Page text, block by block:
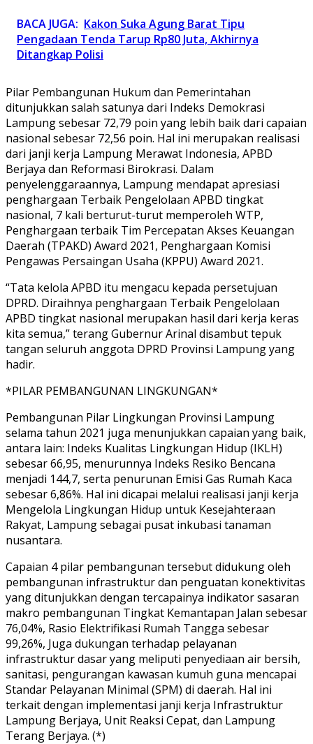
BACA JUGA: Kakon Suka Agung Barat Tipu
Pengadaan Tenda Tarup Rp80 Juta, Akhirnya
Ditangkap Polisi
Pilar Pembangunan Hukum dan Pemerintahan
ditunjukkan salah satunya dari Indeks Demokrasi
Lampung sebesar 72,79 poin yang lebih baik dari capaian
nasional sebesar 72,56 poin. Hal ini merupakan realisasi
dari janji kerja Lampung Merawat Indonesia, APBD
Berjaya dan Reformasi Birokrasi. Dalam
penyelenggaraannya, Lampung mendapat apresiasi
penghargaan Terbaik Pengelolaan APBD tingkat
nasional, 7 kali berturut-turut memperoleh WTP,
Penghargaan terbaik Tim Percepatan Akses Keuangan
Daerah (TPAKD) Award 2021, Penghargaan Komisi
Pengawas Persaingan Usaha (KPPU) Award 2021.
“Tata kelola APBD itu mengacu kepada persetujuan
DPRD. Diraihnya penghargaan Terbaik Pengelolaan
APBD tingkat nasional merupakan hasil dari kerja keras
kita semua,” terang Gubernur Arinal disambut tepuk
tangan seluruh anggota DPRD Provinsi Lampung yang
hadir.
*PILAR PEMBANGUNAN LINGKUNGAN*
Pembangunan Pilar Lingkungan Provinsi Lampung
selama tahun 2021 juga menunjukkan capaian yang baik,
antara lain: Indeks Kualitas Lingkungan Hidup (IKLH)
sebesar 66,95, menurunnya Indeks Resiko Bencana
menjadi 144,7, serta penurunan Emisi Gas Rumah Kaca
sebesar 6,86%. Hal ini dicapai melalui realisasi janji kerja
Mengelola Lingkungan Hidup untuk Kesejahteraan
Rakyat, Lampung sebagai pusat inkubasi tanaman
nusantara.
Capaian 4 pilar pembangunan tersebut didukung oleh
pembangunan infrastruktur dan penguatan konektivitas
yang ditunjukkan dengan tercapainya indikator sasaran
makro pembangunan Tingkat Kemantapan Jalan sebesar
76,04%, Rasio Elektrifikasi Rumah Tangga sebesar
99,26%, Juga dukungan terhadap pelayanan
infrastruktur dasar yang meliputi penyediaan air bersih,
sanitasi, pengurangan kawasan kumuh guna mencapai
Standar Pelayanan Minimal (SPM) di daerah. Hal ini
terkait dengan implementasi janji kerja Infrastruktur
Lampung Berjaya, Unit Reaksi Cepat, dan Lampung
Terang Berjaya. (*)